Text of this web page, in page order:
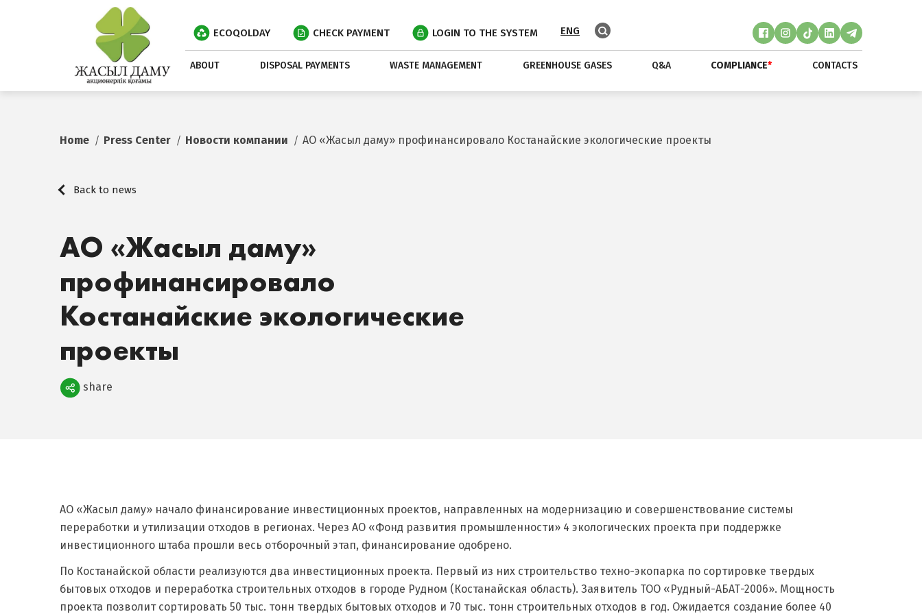
ECOQOLDAY CHECK PAYMENT LOGIN TO THE SYSTEM ENG
ABOUT DISPOSAL PAYMENTS WASTE MANAGEMENT GREENHOUSE GASES Q&A COMPLIANCE* CONTACTS
Home Press Center Новости компании АО «Жасыл даму» профинансировало Костанайские экологические проекты
Back to news
АО «Жасыл даму»
профинансировало
Костанайские экологические
проекты
Поделиться
share
АО «Жасыл даму» начало финансирование инвестиционных проектов, направленных на модернизацию и совершенствование системы
переработки и утилизации отходов в регионах. Через АО «Фонд развития промышленности» 4 экологических проекта при поддержке
инвестиционного штаба прошли весь отборочный этап, финансирование одобрено.
По Костанайской области реализуются два инвестиционных проекта. Первый из них строительство техно-экопарка по сортировке твердых
бытовых отходов и переработка строительных отходов в городе Рудном (Костанайская область). Заявитель ТОО «Рудный-АБАТ-2006». Мощность
проекта позволит сортировать 50 тыс. тонн твердых бытовых отходов и 70 тыс. тонн строительных отходов в год. Ожидается создание более 40